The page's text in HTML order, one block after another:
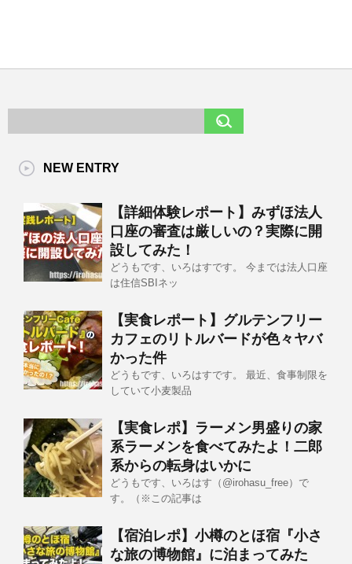
NEW ENTRY
【詳細体験レポート】みずほ法人
口座の審査は厳しいの？実際に開
設してみた！
どうもです、いろはすです。 今までは法人口座
は住信SBIネッ
【実食レポート】グルテンフリー
カフェのリトルバードが色々ヤバ
かった件
どうもです、いろはすです。 最近、食事制限を
していて小麦製品
【実食レポ】ラーメン男盛りの家
系ラーメンを食べてみたよ！二郎
系からの転身はいかに
どうもです、いろはす（@irohasu_free）で
す。（※この記事は
【宿泊レポ】小樽のとほ宿『小さ
な旅の博物館』に泊まってみた